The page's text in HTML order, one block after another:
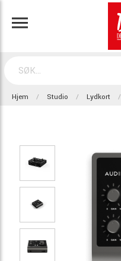
Hjem Studio Lydkort